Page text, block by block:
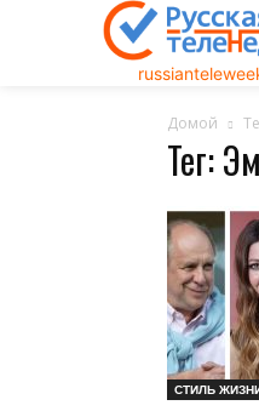
Домой
Тег:
СТИЛЬ